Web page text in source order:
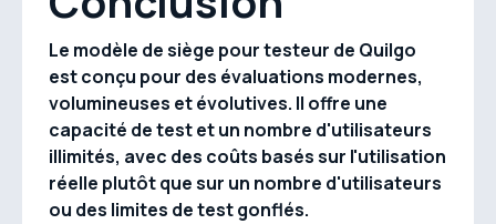
Le modèle de siège pour testeur de Quilgo
est conçu pour des évaluations modernes,
volumineuses et évolutives. Il offre une
capacité de test et un nombre d'utilisateurs
illimités, avec des coûts basés sur l'utilisation
réelle plutôt que sur un nombre d'utilisateurs
ou des limites de test gonflés.